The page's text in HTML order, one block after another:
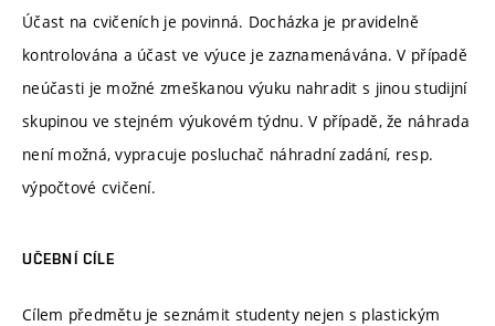
Účast na cvičeních je povinná. Docházka je pravidelně
kontrolována a účast ve výuce je zaznamenávána. V případě
neúčasti je možné zmeškanou výuku nahradit s jinou studijní
skupinou ve stejném výukovém týdnu. V případě, že náhrada
není možná, vypracuje posluchač náhradní zadání, resp.
výpočtové cvičení.
UČEBNÍ CÍLE
Cílem předmětu je seznámit studenty nejen s plastickým